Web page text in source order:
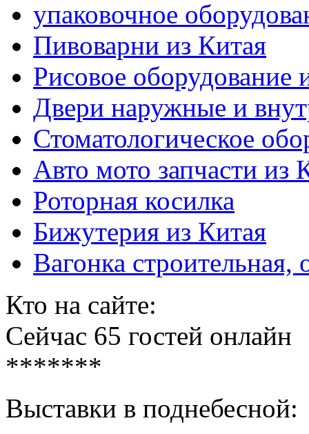
упаковочное
Пивоварни из Китая
Рисовое оборудование
Двери наружные и
Стоматологическое
Авто мото запчасти из
Роторная косилка
Бижутерия из Китая
Вагонка строительная,
Кто на сайте:
Сейчас 65 гостей онлайн
*******
Выставки в поднебесной: